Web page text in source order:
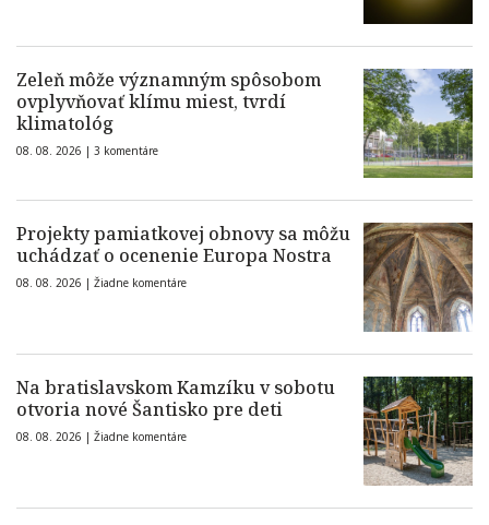
Zeleň môže významným spôsobom
ovplyvňovať klímu miest, tvrdí
klimatológ
08. 08. 2026 | 3 komentáre
Projekty pamiatkovej obnovy sa môžu
uchádzať o ocenenie Europa Nostra
08. 08. 2026 | Žiadne komentáre
Na bratislavskom Kamzíku v sobotu
otvoria nové Šantisko pre deti
08. 08. 2026 | Žiadne komentáre